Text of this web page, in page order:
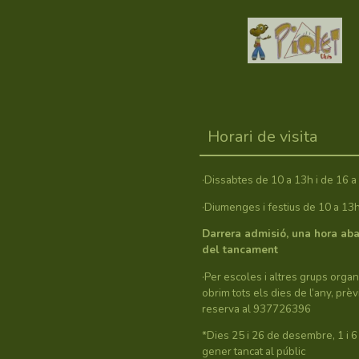
Horari de visita
·Dissabtes de 10 a 13h i de 16
·Diumenges i festius de 10 a
Darrera admisió, una hora
del tancament
·Per escoles i altres grups
obrim tots els dies de l’any,
reserva al 937726396
*Dies 25 i 26 de desembre, 1 i
gener tancat al públic